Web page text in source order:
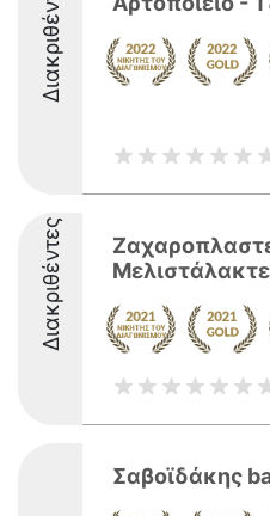
Διακριθέντες
Διακριθέντες
Σαβοϊδάκης